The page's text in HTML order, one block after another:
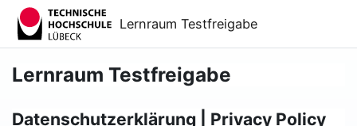
Zum Hauptinhalt
Lernraum Testfreigabe
Lernraum Testfreigabe
Datenschutzerklärung | Privacy Policy